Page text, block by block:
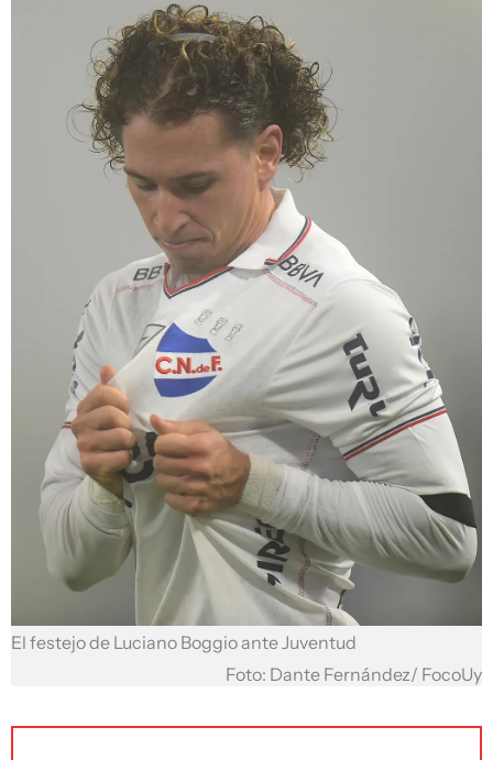
El festejo de Luciano Boggio ante Juventud
Foto: Dante Fernández/ FocoUy